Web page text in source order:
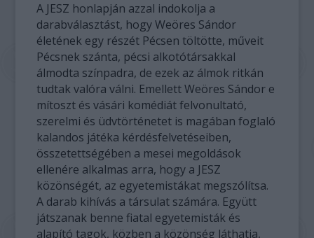
A JESZ honlapján azzal indokolja a
darabválasztást, hogy Weöres Sándor
életének egy részét Pécsen töltötte, műveit
Pécsnek szánta, pécsi alkotótársakkal
álmodta színpadra, de ezek az álmok ritkán
tudtak valóra válni. Emellett Weöres Sándor e
mítoszt és vásári komédiát felvonultató,
szerelmi és üdvtörténetet is magában foglaló
kalandos játéka kérdésfelvetéseiben,
összetettségében a mesei megoldások
ellenére alkalmas arra, hogy a JESZ
közönségét, az egyetemistákat megszólítsa.
A darab kihívás a társulat számára. Együtt
játszanak benne fiatal egyetemisták és
alapító tagok, közben a közönség láthatja,